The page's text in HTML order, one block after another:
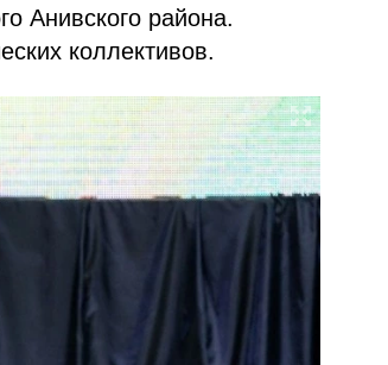
Анивского района.
коллективов.